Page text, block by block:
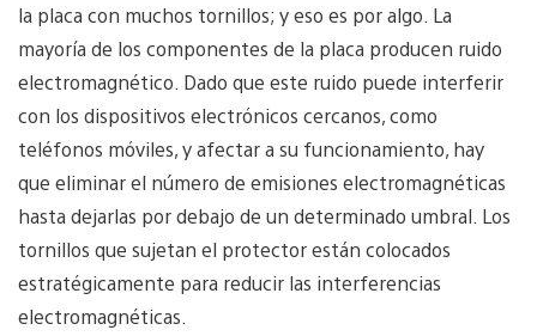
la placa con muchos tornillos; y eso es por algo. La
mayoría de los componentes de la placa producen ruido
electromagnético. Dado que este ruido puede interferir
con los dispositivos electrónicos cercanos, como
teléfonos móviles, y afectar a su funcionamiento, hay
que eliminar el número de emisiones electromagnéticas
hasta dejarlas por debajo de un determinado umbral. Los
tornillos que sujetan el protector están colocados
estratégicamente para reducir las interferencias
electromagnéticas.